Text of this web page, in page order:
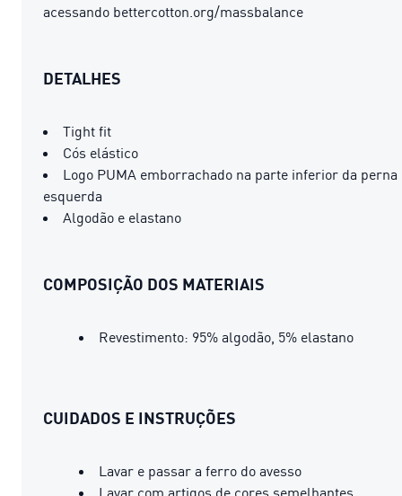
acessando bettercotton.org/massbalance
DETALHES
Tight fit
Cós elástico
Logo PUMA emborrachado na parte inferior da perna
esquerda
Algodão e elastano
COMPOSIÇÃO DOS MATERIAIS
Revestimento: 95% algodão, 5% elastano
CUIDADOS E INSTRUÇÕES
Lavar e passar a ferro do avesso
Lavar com artigos de cores semelhantes